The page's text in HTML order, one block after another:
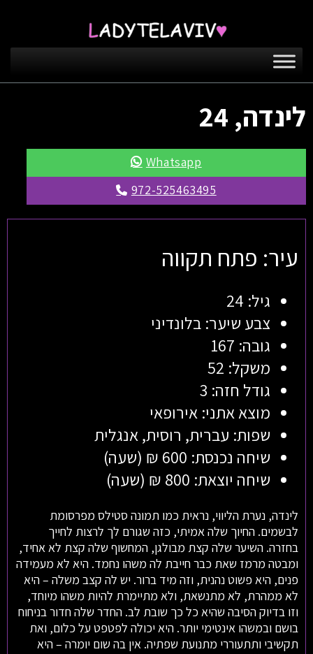
לינדה, 24
Whatsapp
972-525463495
עיר: פתח תקווה
גיל: 24
צבע שיער: בלונדיני
גובה: 167
משקל: 52
גודל חזה: 3
מוצא אתני: אירופאי
שפות: עברית, רוסית, אנגלית
שיחה נכנסת: 600 ₪ (שעה)
שיחה יוצאת: 800 ₪ (שעה)
לינדה, נערת הליווי, נראית כמו תמונה סטילס מפרסומת
לבשמים. החיוך שלה אמיתי, כזה שגורם לך לרצות לחייך
בחזרה. השיער שלה קצת מבולגן, המחשוף שלה קצת לא אחיד,
ומבטה מרמז שאת כבר חייבת לה משהו נחמד. היא לא מעמידה
פנים, היא פשוט נהנית, וזה מיד ברור. יש לה קצב משלה – היא
לא ממהרת, לא מתנשאת, ולא מתיימרת להיות משהו מיוחד,
וזו בדיוק הסיבה שהיא כל כך שובת לב. החדר שלה חדור בניחוח
בושם ובמשהו אינטימי יותר. היא יכולה לפטפט על כלום, ואת
תקשיבי ותתעוררי מתנועת שפתיה. אין בה שום יומרה – היא